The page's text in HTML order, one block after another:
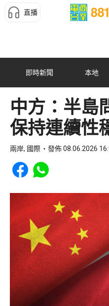
直播
即時新聞 本地
中方：半島
保持連續性
兩岸, 國際 發佈 08.06.2026
Share to Facebook
Share to WhatsApp